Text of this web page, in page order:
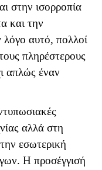
στην ισορροπία
και την
λόγο αυτό, πολλοί
πληρέστερους
απλώς έναν
αλλά στη
εσωτερική
Η προσέγγισή